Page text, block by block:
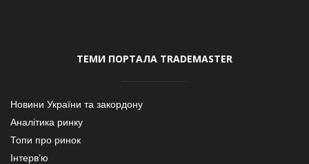
ТЕМИ ПОРТАЛА TRADEMASTER
Новини України та закордону
Аналітика ринку
Топи про ринок
Інтерв’ю